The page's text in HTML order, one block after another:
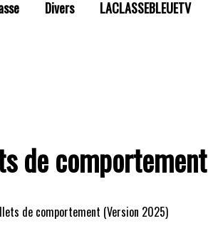
Divers LACLASSEBLEUETV
de
de comportement (Version 2025)